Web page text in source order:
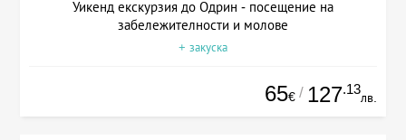
Уикенд екскурзия до Одрин - посещение на
забележителности и молове
+ закуска
65€ / 127.13
лв.